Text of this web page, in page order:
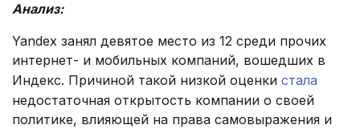
Анализ:
Yandex занял девятое место из 12 среди прочих
интернет- и мобильных компаний, вошедших в
Индекс. Причиной такой низкой оценки стала
недостаточная открытость компании о своей
политике, влияющей на права самовыражения и